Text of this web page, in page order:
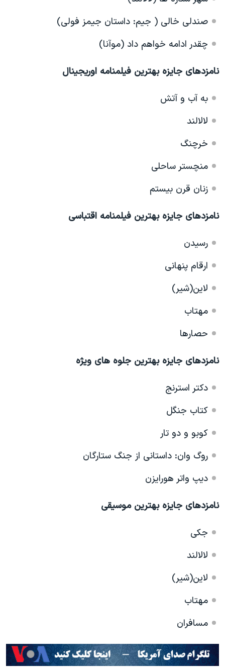
صندلی خالی ( جیم: داستان جیمز فولی)
چقدر ادامه خواهم داد (موآنا)
نامزدهای جایزه بهترین فیلمنامه اوریجینال
به آب و آتش
لالالند
خرچنگ
منچستر ساحلی
زنان قرن بیستم
نامزدهای جایزه بهترین فیلمنامه اقتباسی
رسیدن
ارقام پنهانی
لاین(شیر)
مهتاب
حصارها
نامزدهای جایزه بهترین جلوه های ویژه
دکتر استرنج
کتاب جنگل
کوبو و دو تار
روگ وان: داستانی از جنگ ستارگان
دیپ واتر هورایزن
نامزدهای جایزه بهترین موسیقی
جکی
لالالند
لاین(شیر)
مهتاب
مسافران